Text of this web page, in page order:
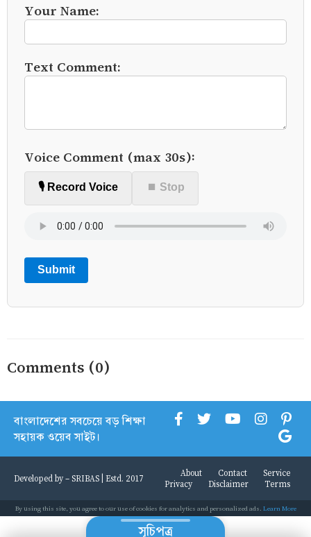
Your Name:
Text Comment:
Voice Comment (max 30s):
🎙️ Record Voice ⏹ Stop
Submit
Comments (0)
সূচিপত্র
বাংলাদেশের সবচেয়ে বড় শিক্ষা
সহায়ক ওয়েব সাইট।
Developed by - SRIBAS | Estd. 2017 About Contact
Service
Privacy
Disclaimer Terms
By using this site, you agree to our use of cookies for analytics and personalized ads. Learn More